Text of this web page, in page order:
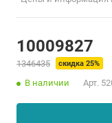
10009827
1346435 скидка 25%
В наличии Арт.